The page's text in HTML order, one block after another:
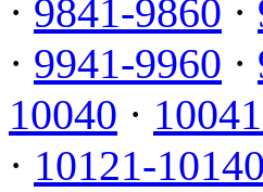
· 9841-9860 ·
· 9941-9960 ·
10040 ·
· 10121-10140